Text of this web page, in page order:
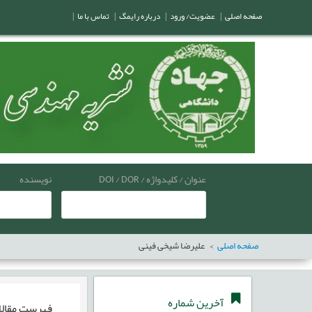
عنوان / کلیدواژه / DOI / DOR نویسنده
صفحه اصلی علیرضا شیخی فینی
آخرین شماره
صفحه اصلی | عضویت/ ورود | درباره رایمگ | تماس با ما |